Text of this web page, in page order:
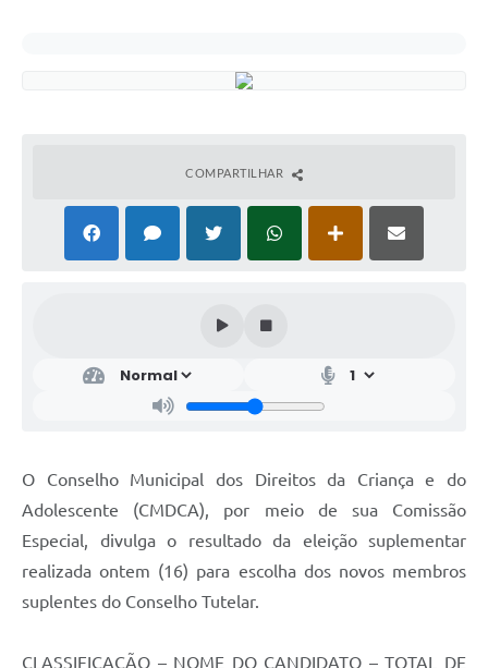
COMPARTILHAR
O Conselho Municipal dos Direitos da Criança e do
Adolescente (CMDCA), por meio de sua Comissão
Especial, divulga o resultado da eleição suplementar
realizada ontem (16) para escolha dos novos membros
suplentes do Conselho Tutelar.
CLASSIFICAÇÃO – NOME DO CANDIDATO – TOTAL DE